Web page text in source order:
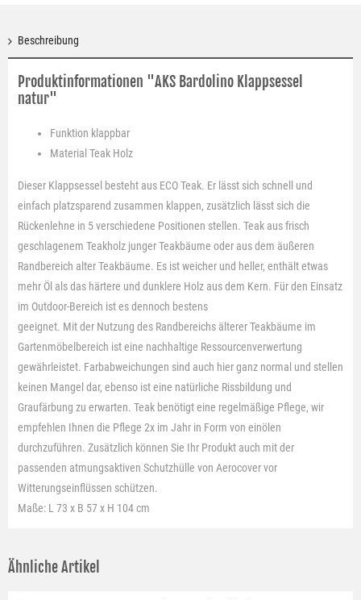
Beschreibung
Produktinformationen "AKS Bardolino Klappsessel
natur"
Funktion klappbar
Material Teak Holz
Dieser Klappsessel besteht aus ECO Teak. Er lässt sich schnell und
einfach platzsparend zusammen klappen, zusätzlich lässt sich die
Rückenlehne in 5 verschiedene Positionen stellen. Teak aus frisch
geschlagenem Teakholz junger Teakbäume oder aus dem äußeren
Randbereich alter Teakbäume. Es ist weicher und heller, enthält etwas
mehr Öl als das härtere und dunklere Holz aus dem Kern. Für den Einsatz
im Outdoor-Bereich ist es dennoch bestens
geeignet. Mit der Nutzung des Randbereichs älterer Teakbäume im
Gartenmöbelbereich ist eine nachhaltige Ressourcenverwertung
gewährleistet. Farbabweichungen sind auch hier ganz normal und stellen
keinen Mangel dar, ebenso ist eine natürliche Rissbildung und
Graufärbung zu erwarten. Teak benötigt eine regelmäßige Pflege, wir
empfehlen Ihnen die Pflege 2x im Jahr in Form von einölen
durchzuführen. Zusätzlich können Sie Ihr Produkt auch mit der
passenden atmungsaktiven Schutzhülle von Aerocover vor
Witterungseinflüssen schützen.
Maße: L 73 x B 57 x H 104 cm
Ähnliche Artikel